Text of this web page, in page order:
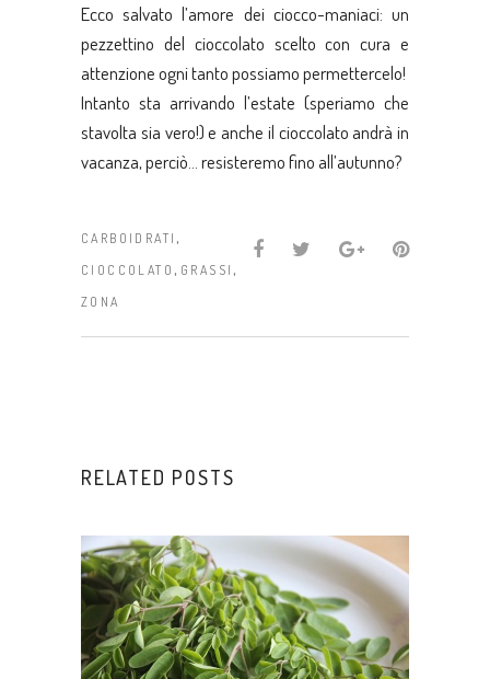
Ecco salvato l’amore dei ciocco-maniaci: un
pezzettino del cioccolato scelto con cura e
attenzione ogni tanto possiamo permettercelo!
Intanto sta arrivando l’estate (speriamo che
stavolta sia vero!) e anche il cioccolato andrà in
vacanza, perciò… resisteremo fino all’autunno?
CARBOIDRATI ,
CIOCCOLATO , GRASSI ,
ZONA
RELATED POSTS